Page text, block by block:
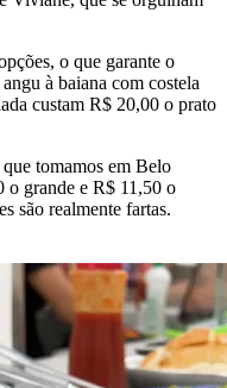
o que garante o
à baiana com costela
custam R$ 20,00 o prato
tomamos em Belo
o grande e R$ 11,50 o
são realmente fartas.